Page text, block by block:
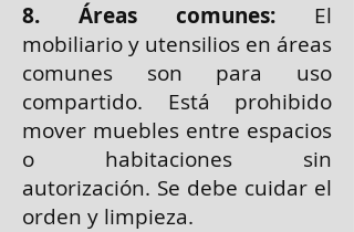
8. Áreas comunes: El
mobiliario y utensilios en áreas
comunes son para uso
compartido. Está prohibido
mover muebles entre espacios
o habitaciones sin
autorización. Se debe cuidar el
orden y limpieza.